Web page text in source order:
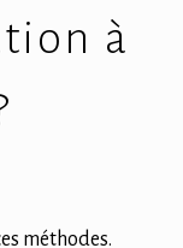
à
méthodes.